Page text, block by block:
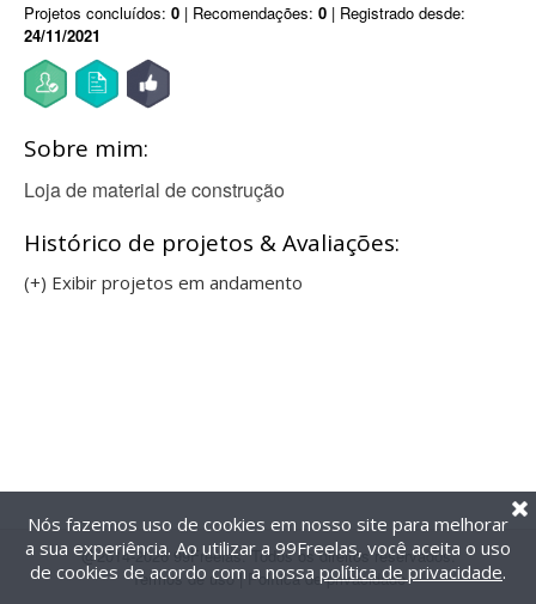
Projetos concluídos: 0 | Recomendações: 0 | Registrado desde:
24/11/2021
Sobre mim:
Loja de material de construção
Histórico de projetos & Avaliações:
(+) Exibir projetos em andamento
@2014-2026 99Freelas. Todos os direitos reservados.
Termos de uso| Política de privacidade
Nós fazemos uso de cookies em nosso site para melhorar
a sua experiência. Ao utilizar a 99Freelas, você aceita o uso
de cookies de acordo com a nossa política de privacidade.